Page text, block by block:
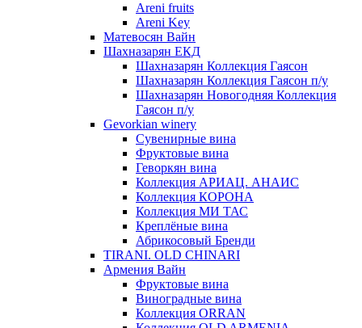
Areni fruits
Areni Key
Матевосян Вайн
Шахназарян ЕКД
Шахназарян Коллекция Гаясон
Шахназарян Коллекция Гаясон п/у
Шахназарян Новогодняя Коллекция
Гаясон п/у
Gevorkian winery
Сувенирные вина
Фруктовые вина
Геворкян вина
Коллекция АРИАЦ. АНАИС
Коллекция КОРОНА
Коллекция МИ ТАС
Креплёные вина
Абрикосовый Бренди
TIRANI. OLD CHINARI
Армения Вайн
Фруктовые вина
Виноградные вина
Коллекция ORRAN